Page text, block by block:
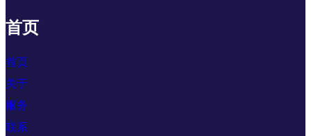
首页
首页
关于
服务
联系